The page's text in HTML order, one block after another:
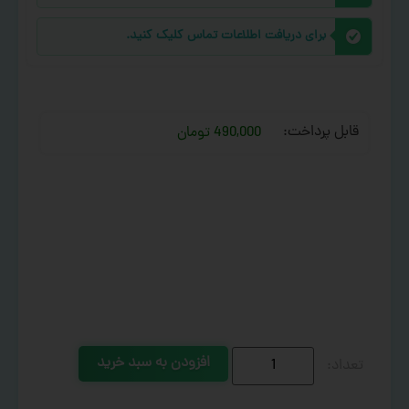
برای دریافت اطلاعات تماس کلیک کنید.
قابل پرداخت: 490,000 تومان
افزودن به سبد خرید